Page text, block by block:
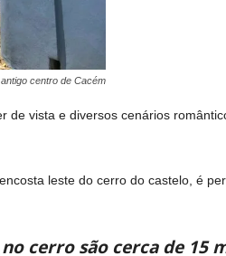
centro de Cacém
vista e diversos cenários
leste do cerro do castelo, é
cerro são cerca de 15